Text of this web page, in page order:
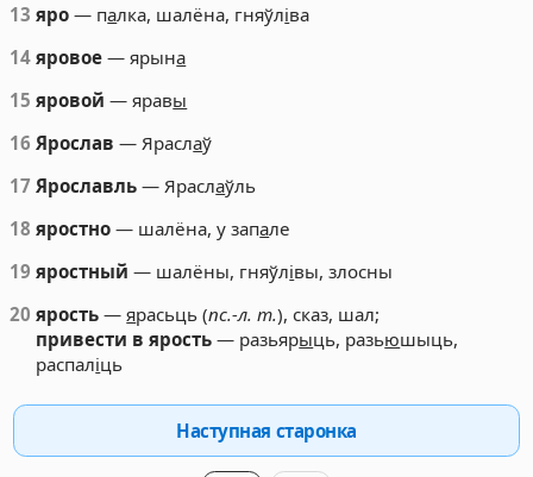
13 яро — палка, шалёна, гняўліва
14 яровое — ярына
15 яровой — яравы
16 Ярослав — Яраслаў
17 Ярославль — Яраслаўль
18 яростно — шалёна, у запале
19 яростный — шалёны, гняўлівы, злосны
20 ярость —ярасьць (пс.-л. т.), сказ, шал;
привести в ярость — разьярыць, разьюшыць,
распаліць
Наступная старонка